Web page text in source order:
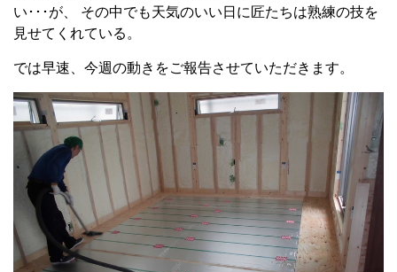
い･･･が、 その中でも天気のいい日に匠たちは熟練の技を
見せてくれている。
では早速、今週の動きをご報告させていただきます。